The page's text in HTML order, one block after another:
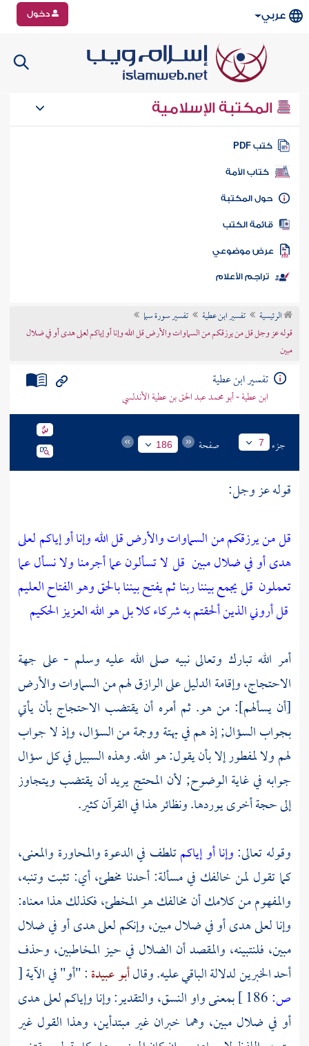
عربي دخول
المكتبة الإسلامية
كتب PDF
كتاب الأمة
المكتبة
الكتب
موضوعي
تراجم الأعلام
الرئيسية تفسير ابن عطية
تفسير سورة سبإ
قوله عز وجل قل من يرزقكم من السماوات والأرض قل الله وإنا أو إياكم لعلى هدى أو في ضلال
مبين
تفسير ابن عطية
ابن عطية - أبو محمد عبد الحق بن عطية الأندلسي
جزء 7 صفحة 186
قوله عز وجل:
قل من يرزقكم من السماوات والأرض قل الله وإنا أو إياكم لعلى
هدى أو في ضلال مبين قل لا تسألون عما أجرمنا ولا نسأل عما
تعملون قل يجمع بيننا ربنا ثم يفتح بيننا بالحق وهو الفتاح العليم
قل أروني الذين ألحقتم به شركاء كلا بل هو الله العزيز الحكيم
أمر الله تبارك وتعالى نبيه صلى الله عليه وسلم - على جهة
الاحتجاج، وإقامة الدليل على الرازق لهم من السماوات والأرض
[أن يسألهم]: من هو. ثم أمره أن يقتضب الاحتجاج بأن يأتي
بجواب السؤال; إذ هم في بهتة ووجمة من السؤال، وإذ لا جواب
لهم ولا لمفطور إلا بأن يقول: هو الله. وهذه السبيل في كل سؤال
جوابه في غاية الوضوح; لأن المحتج يريد أن يقتضب ويتجاوز
إلى حجة أخرى يوردها. ونظائر هذا في القرآن كثير.
وقوله تعالى:وإنا أو إياكمتلطف في الدعوة والمحاورة والمعنى،
كما تقول لمن خالفك في مسألة: أحدنا مخطئ، أي: تثبت وتنبه،
والمفهوم من كلامك أن مخالفك هو المخطئ، فكذلك هذا معناه:
وإنا لعلى هدى أو في ضلال مبين، وإنكم لعلى هدى أو في ضلال
مبين، فلنتبينه، والمقصد أن الضلال في حيز المخاطبين، وحذف
أحد الخبرين لدلالة الباقي عليه. وقالأبو عبيدة: "أو" في الآية[
ص:
بمعنى واو النسق، والتقدير: وإنا وإياكم لعلى هدى
أو في ضلال مبين، وهما خبران غير مبتدأين، وهذا القول غير